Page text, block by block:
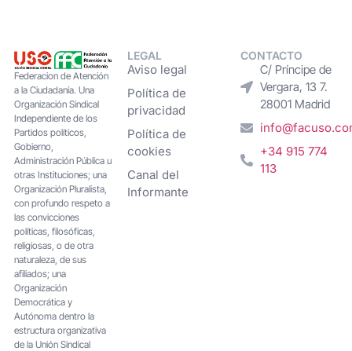
Federacion de Atención
a la Ciudadanía. Una
Organización Sindical
Independiente de los
Partidos políticos,
Gobierno,
Administración Pública u
otras Instituciones; una
Organización Pluralista,
con profundo respeto a
las convicciones
políticas, filosóficas,
religiosas, o de otra
naturaleza, de sus
afiliados; una
Organización
Democrática y
Autónoma dentro la
estructura organizativa
de la Unión Sindical
LEGAL
Aviso legal
Política de
privacidad
Política de
cookies
Canal del
Informante
CONTACTO
C/ Príncipe de
Vergara, 13 7.
28001 Madrid
+34 915 774
113